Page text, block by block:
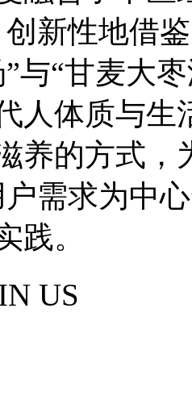
新性地借
与“甘麦大
人体质与生
养的方式
户需求为中
践。
US